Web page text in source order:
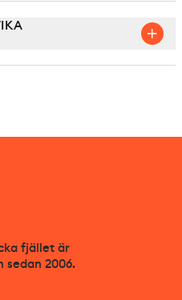
fjället är
sedan 2006.